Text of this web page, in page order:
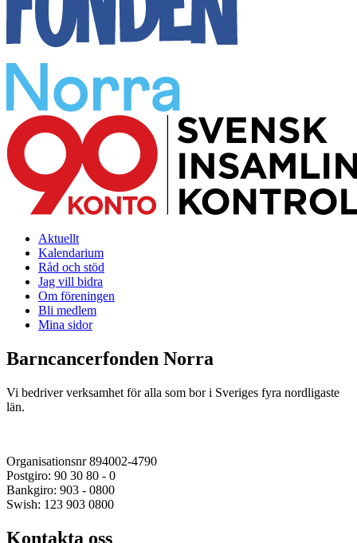
Aktuellt
Kalendarium
Råd och stöd
Jag vill bidra
Om föreningen
Bli medlem
Mina sidor
Barncancerfonden Norra
Vi bedriver verksamhet för alla som bor i Sveriges fyra nordligaste
län.
Organisationsnr 894002-4790
Postgiro: 90 30 80 - 0
Bankgiro: 903 - 0800
Swish: 123 903 0800
Kontakta oss